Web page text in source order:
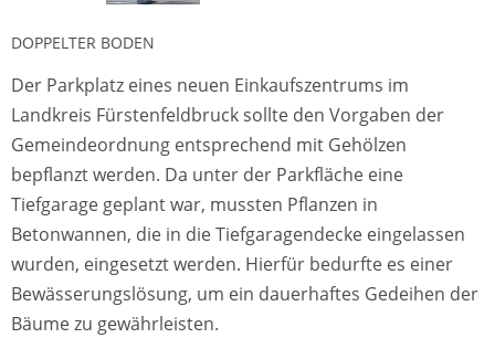
DOPPELTER BODEN
Der Parkplatz eines neuen Einkaufszentrums im
Landkreis Fürstenfeldbruck sollte den Vorgaben der
Gemeindeordnung entsprechend mit Gehölzen
bepflanzt werden. Da unter der Parkfläche eine
Tiefgarage geplant war, mussten Pflanzen in
Betonwannen, die in die Tiefgaragendecke eingelassen
wurden, eingesetzt werden. Hierfür bedurfte es einer
Bewässerungslösung, um ein dauerhaftes Gedeihen der
Bäume zu gewährleisten.